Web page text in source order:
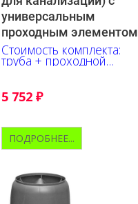
универсальным
проходным элементом
Стоимость комплекта:
труба + проходной
элемент + колпак
5 752 ₽
ПОДРОБНЕЕ...